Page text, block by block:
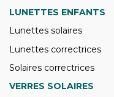
LUNETTES ENFANTS
Lunettes solaires
Lunettes correctrices
Solaires correctrices
VERRES SOLAIRES